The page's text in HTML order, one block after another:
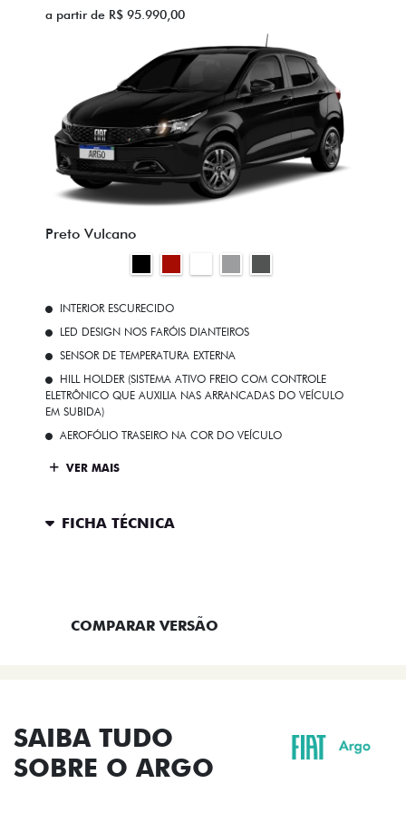
a partir de R$ 95.990,00
Preto Vulcano
INTERIOR ESCURECIDO
LED DESIGN NOS FARÓIS DIANTEIROS
SENSOR DE TEMPERATURA EXTERNA
HILL HOLDER (SISTEMA ATIVO FREIO COM CONTROLE
ELETRÔNICO QUE AUXILIA NAS ARRANCADAS DO VEÍCULO
EM SUBIDA)
AEROFÓLIO TRASEIRO NA COR DO VEÍCULO
VER MAIS
FICHA TÉCNICA
COMPARAR VERSÃO
SAIBA TUDO
SOBRE O ARGO